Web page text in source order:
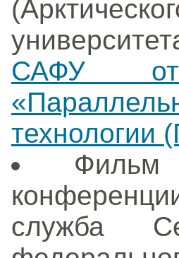
САФУ
технологии
служба